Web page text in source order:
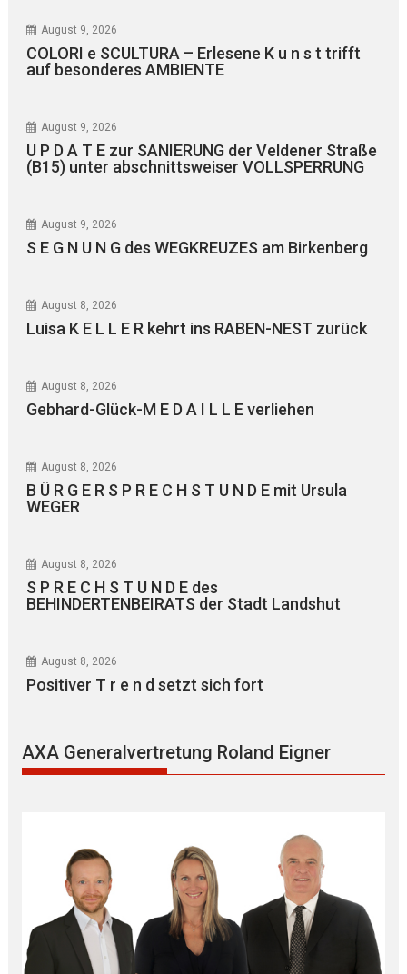
August 9, 2026
COLORI e SCULTURA – Erlesene K u n s t trifft
auf besonderes AMBIENTE
August 9, 2026
U P D A T E zur SANIERUNG der Veldener Straße
(B15) unter abschnittsweiser VOLLSPERRUNG
August 9, 2026
S E G N U N G des WEGKREUZES am Birkenberg
August 8, 2026
Luisa K E L L E R kehrt ins RABEN-NEST zurück
August 8, 2026
Gebhard-Glück-M E D A I L L E verliehen
August 8, 2026
B Ü R G E R S P R E C H S T U N D E mit Ursula
WEGER
August 8, 2026
S P R E C H S T U N D E des
BEHINDERTENBEIRATS der Stadt Landshut
August 8, 2026
Positiver T r e n d setzt sich fort
AXA Generalvertretung Roland Eigner